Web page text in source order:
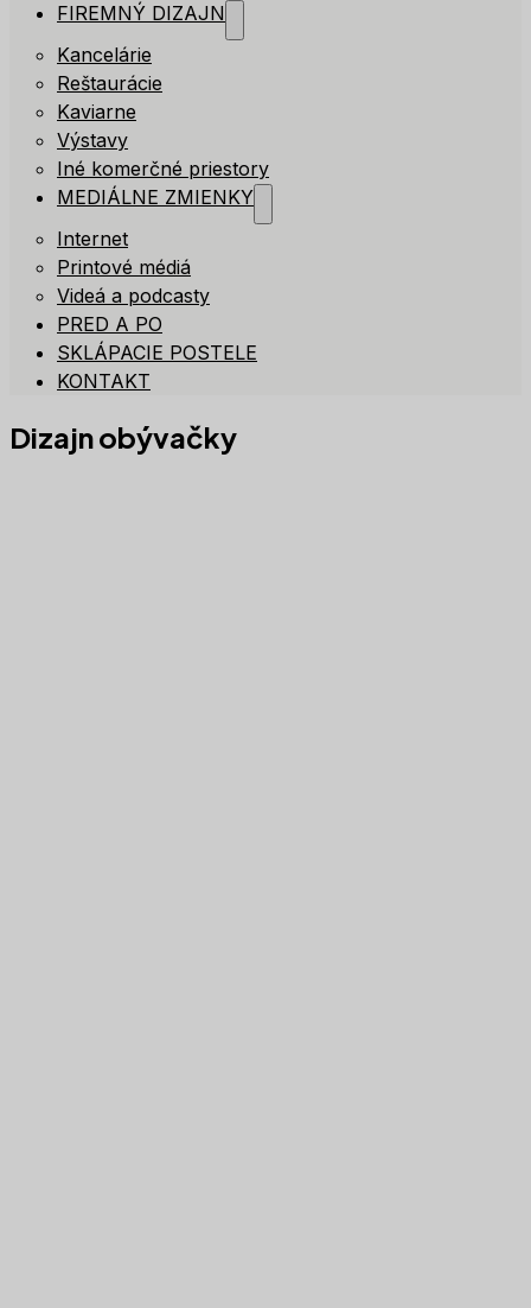
FIREMNÝ DIZAJN
Kancelárie
Reštaurácie
Kaviarne
Výstavy
Iné komerčné priestory
MEDIÁLNE ZMIENKY
Internet
Printové médiá
Videá a podcasty
PRED A PO
SKLÁPACIE POSTELE
KONTAKT
Dizajn obývačky